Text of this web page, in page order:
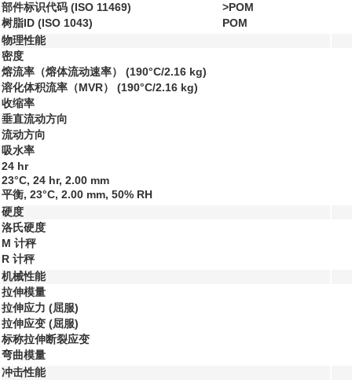
部件标识代码 (ISO 11469)
>POM
树脂ID (ISO 1043)
POM
物理性能
密度
熔流率（熔体流动速率） (190°C/2.16 kg)
溶化体积流率（MVR） (190°C/2.16 kg)
收缩率
垂直流动方向
流动方向
吸水率
24 hr
23°C, 24 hr, 2.00 mm
平衡, 23°C, 2.00 mm, 50% RH
硬度
洛氏硬度
M 计秤
R 计秤
机械性能
拉伸模量
拉伸应力 (屈服)
拉伸应变 (屈服)
标称拉伸断裂应变
弯曲模量
冲击性能